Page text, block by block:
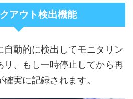
アウト検出機能
自動的に検出してモニタリン
リ、もし一時停止してから再
実に記録されます。